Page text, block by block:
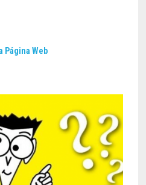
Página Web